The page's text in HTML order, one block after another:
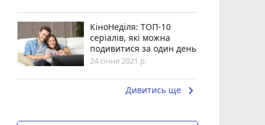
КіноНеділя: ТОП-10
серіалів, які можна
подивитися за один день
24 січня 2021 р.
Дивитись ще keyboard_arrow_right